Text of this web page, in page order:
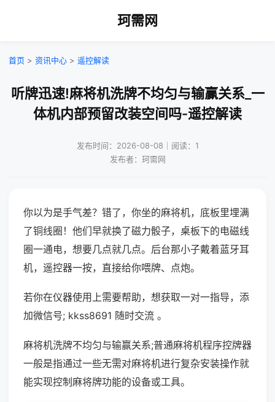
珂需网
首页 > 资讯中心 > 遥控解读
听牌迅速!麻将机洗牌不均匀与输赢关系_一
体机内部预留改装空间吗-遥控解读
发布时间：2026-08-08｜阅读：1
发布者：珂需网
你以为是手气差？错了，你坐的麻将机，底板里埋满
了铜线圈！他们早就换了磁力骰子，桌板下的电磁线
圈一通电，想要几点就几点。后台那小子戴着蓝牙耳
机，遥控器一按，直接给你喂牌、点炮。
若你在仪器使用上需要帮助，想获取一对一指导，添
加微信号; kkss8691 随时交流 。
麻将机洗牌不均匀与输赢关系;普通麻将机程序控牌器
一般是指通过一些无需对麻将机进行复杂安装操作就
能实现控制麻将牌功能的设备或工具。